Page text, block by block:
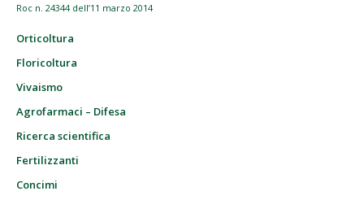
Roc n. 24344 dell’11 marzo 2014
Orticoltura
Floricoltura
Vivaismo
Agrofarmaci – Difesa
Ricerca scientifica
Fertilizzanti
Concimi